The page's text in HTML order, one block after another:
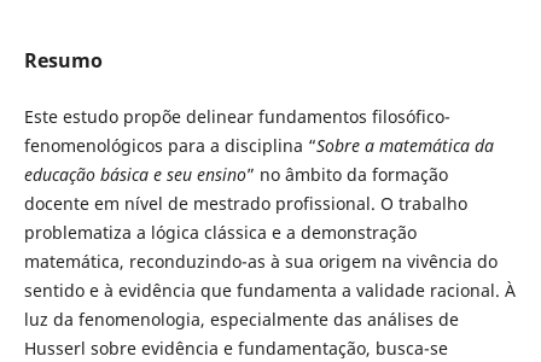
Resumo
Este estudo propõe delinear fundamentos filosófico-
fenomenológicos para a disciplina “Sobre a matemática da
educação básica e seu ensino” no âmbito da formação
docente em nível de mestrado profissional. O trabalho
problematiza a lógica clássica e a demonstração
matemática, reconduzindo-as à sua origem na vivência do
sentido e à evidência que fundamenta a validade racional. À
luz da fenomenologia, especialmente das análises de
Husserl sobre evidência e fundamentação, busca-se